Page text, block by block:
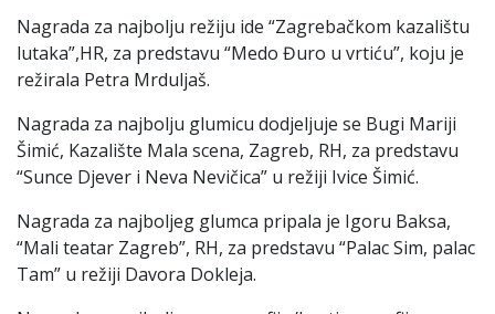
Nagrada za najbolju režiju ide “Zagrebačkom kazalištu
lutaka”,HR, za predstavu “Medo Đuro u vrtiću”, koju je
režirala Petra Mrduljaš.
Nagrada za najbolju glumicu dodjeljuje se Bugi Mariji
Šimić, Kazalište Mala scena, Zagreb, RH, za predstavu
“Sunce Djever i Neva Nevičica” u režiji Ivice Šimić.
Nagrada za najboljeg glumca pripala je Igoru Baksa,
“Mali teatar Zagreb”, RH, za predstavu “Palac Sim, palac
Tam” u režiji Davora Dokleja.